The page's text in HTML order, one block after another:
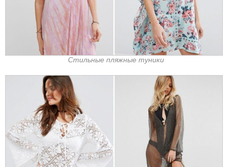
Стильные пляжные туники